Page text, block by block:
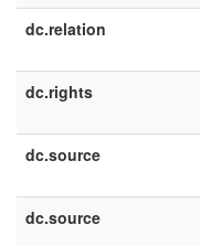
dc.relation
dc.rights
dc.source
dc.source